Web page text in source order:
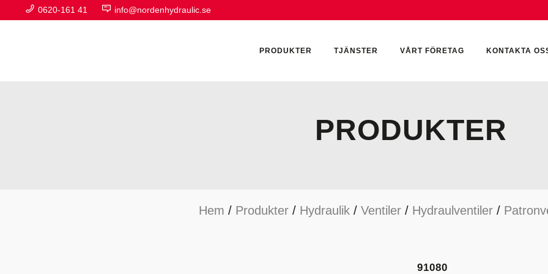
0620-161 41 info@nordenhydraulic.se
PRODUKTER
HYDRAULIKTILLBEHÖR HYDRAULMOTORER
TJÄNSTER VÅRT FÖRETAG KONTAKTA
PRODUKTER
Hem / Produkter/ Hydraulik/ Ventiler/ Hydraulventiler/
91080